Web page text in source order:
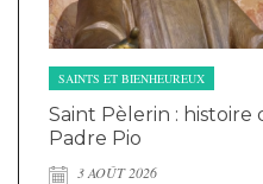
SAINTS ET BIENHEUREUX
Saint Pèlerin :
Padre Pio
3 AOÛT 2026